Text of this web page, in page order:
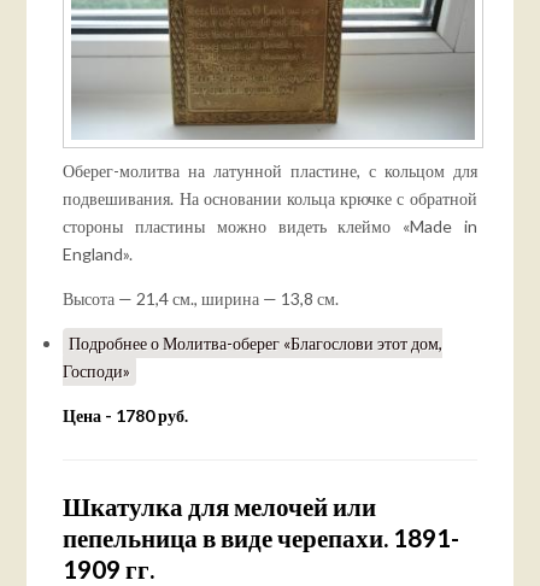
Оберег-молитва на латунной пластине, с кольцом для
подвешивания. На основании кольца крючке с обратной
стороны пластины можно видеть клеймо «Made in
England».
Высота — 21,4 см., ширина — 13,8 см.
Подробнеео Молитва-оберег «Благослови этот дом,
Господи»
Цена - 1780 руб.
Шкатулка для мелочей или
пепельница в виде черепахи. 1891-
1909 гг.